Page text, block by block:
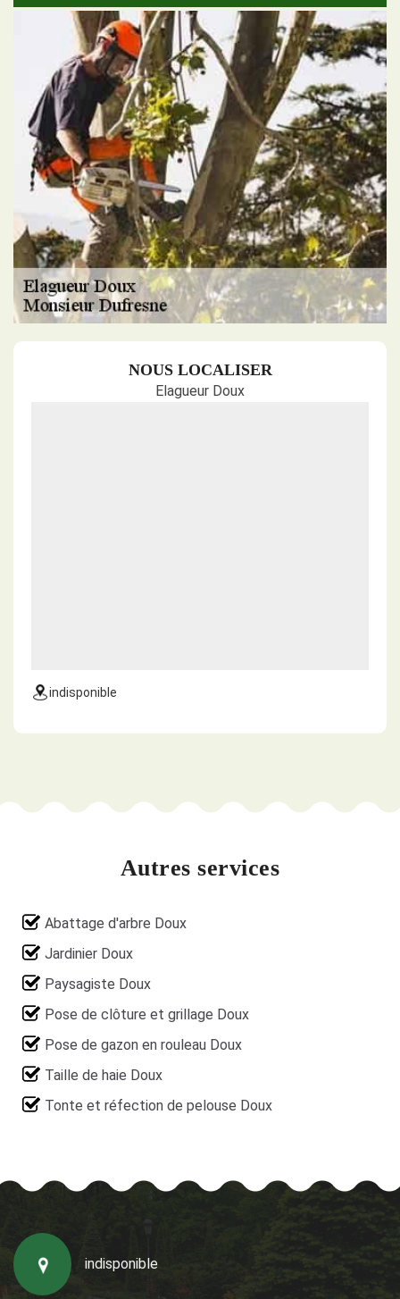
NOUS LOCALISER
Elagueur Doux
indisponible
Autres services
Abattage d'arbre Doux
Jardinier Doux
Paysagiste Doux
Pose de clôture et grillage Doux
Pose de gazon en rouleau Doux
Taille de haie Doux
Tonte et réfection de pelouse Doux
indisponible